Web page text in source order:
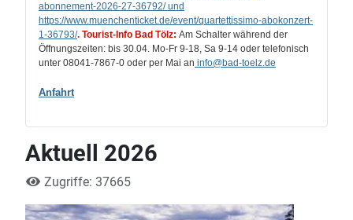
abonnement-2026-27-36792/ und
https://www.muenchenticket.de/event/quartettissimo-abokonzert-
1-36793/. Tourist-Info Bad Tölz: Am Schalter während der
Öffnungszeiten: bis 30.04. Mo-Fr 9-18, Sa 9-14 oder telefonisch
unter 08041-7867-0 oder per Mai an info@bad-toelz.de
Anfahrt
Aktuell 2026
Zugriffe: 37665